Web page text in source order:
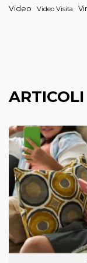
Video Video Visita